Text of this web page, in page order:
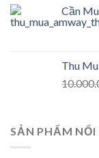
Cần
Thu
SẢN PHẨM NỔI